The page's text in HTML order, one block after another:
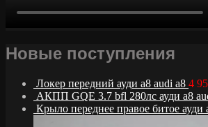
Новые поступления
Локер передний ауди а8 audi a8 4
АКПП GQE 3.7 bfl 280лс ауди а8
Крыло переднее правое битое ауди